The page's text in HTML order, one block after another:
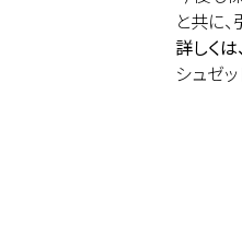
と共に
詳しくは
シュゼ